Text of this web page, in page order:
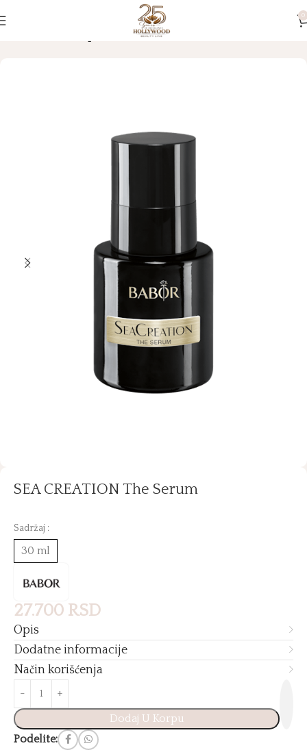
0
Ampule i serumi
SEA CREATION The Serum
Sadržaj :
30 ml
27.700 RSD
Opis
Dodatne informacije
Način korišćenja
Dodaj U Korpu
Podelite: